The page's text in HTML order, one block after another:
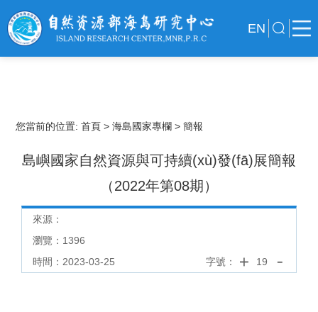
EN
您當前的位置: 首頁> 海島國家專欄 > 簡報
島嶼國家自然資源與可持續(xù)發(fā)展簡報
（2022年第08期）
來源：
瀏覽： 1396
時間：2023-03-25
字號： 19